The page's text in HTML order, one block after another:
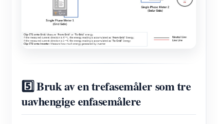
5️⃣ Bruk av en trefasemåler som tre
uavhengige enfasemålere